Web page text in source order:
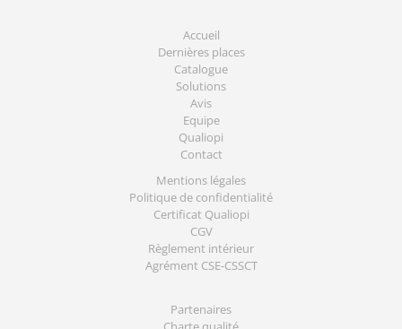
Accueil
Dernières places
Catalogue
Solutions
Avis
Equipe
Qualiopi
Contact
Mentions légales
Politique de confidentialité
Certificat Qualiopi
CGV
Règlement intérieur
Agrément CSE-CSSCT
Partenaires